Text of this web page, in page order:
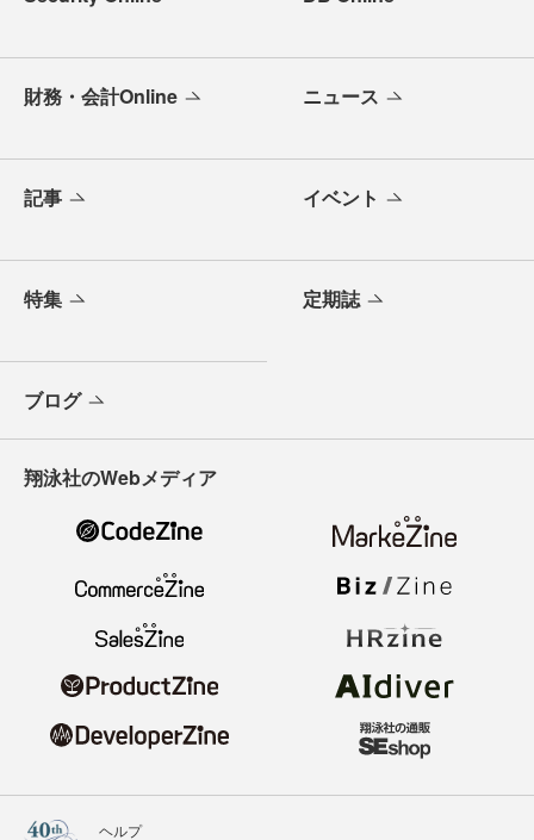
財務・会計Online ニュース
記事 イベント
特集 定期誌
ブログ
翔泳社のWebメディア
ヘルプ